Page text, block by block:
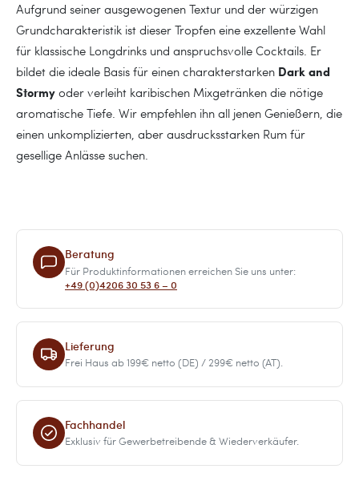
Aufgrund seiner ausgewogenen Textur und der würzigen
Grundcharakteristik ist dieser Tropfen eine exzellente Wahl
für klassische Longdrinks und anspruchsvolle Cocktails. Er
bildet die ideale Basis für einen charakterstarken Dark and
Stormy oder verleiht karibischen Mixgetränken die nötige
aromatische Tiefe. Wir empfehlen ihn all jenen Genießern, die
einen unkomplizierten, aber ausdrucksstarken Rum für
gesellige Anlässe suchen.
Beratung
Für Produktinformationen erreichen Sie uns unter:
+49 (0)4206 30 53 6 – 0
Lieferung
Frei Haus ab 199€ netto (DE) / 299€ netto (AT).
Fachhandel
Exklusiv für Gewerbetreibende & Wiederverkäufer.